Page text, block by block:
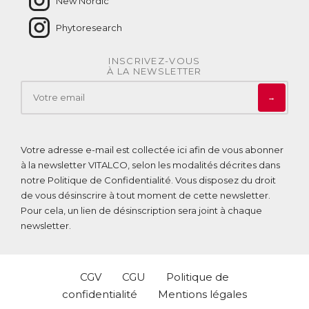
normal du système nerveux.
● L’extrait concentré d’écorce de Pin Maritime et de Poivre
long favorisent une bonne microcirculation sanguine, ce qui
● La vitamine B1 contribue au bon fonctionnement du cœur.
ACL :6414625
EAN :3770011802968
Phytoresearch
INSCRIVEZ-VOUS
À LA NEWSLETTER
→
Votre adresse e-mail est collectée ici afin de vous abonner
à la newsletter VITALCO, selon les modalités décrites dans
notre Politique de Confidentialité . Vous disposez du droit
de vous désinscrire à tout moment de cette newsletter.
Pour cela, un lien de désinscription sera joint à chaque
newsletter.
CGV CGU
Politique de
confidentialité
Mentions légales